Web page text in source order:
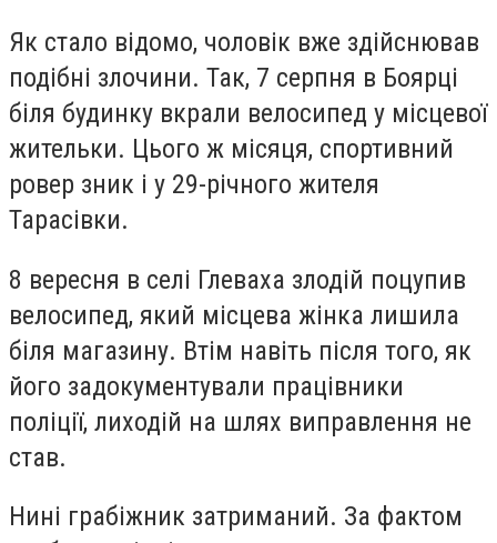
Як стало відомо, чоловік вже здійснював
подібні злочини. Так, 7 серпня в Боярці
біля будинку вкрали велосипед у місцевої
жительки. Цього ж місяця, спортивний
ровер зник і у 29-річного жителя
Тарасівки.
8 вересня в селі Глеваха злодій поцупив
велосипед, який місцева жінка лишила
біля магазину. Втім навіть після того, як
його задокументували працівники
поліції, лиходій на шлях виправлення не
став.
Нині грабіжник затриманий. За фактом